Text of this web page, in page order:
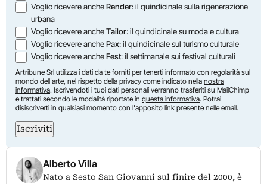
Voglio ricevere ancheRender: il quindicinale sulla rigenerazione
urbana
Voglio ricevere ancheTailor: il quindicinale su moda e cultura
Voglio ricevere anchePax: il quindicinale sul turismo culturale
Voglio ricevere ancheFest: il settimanale sui festival culturali
Artribune Srl utilizza i dati da te forniti per tenerti informato con regolarità sul
mondo dell'arte, nel rispetto della privacy come indicato nella nostra
informativa. Iscrivendoti i tuoi dati personali verranno trasferiti su MailChimp
e trattati secondo le modalità riportate in questa informativa. Potrai
disiscriverti in qualsiasi momento con l'apposito link presente nelle email.
Iscriviti
Alberto Villa
Nato a Sesto San Giovanni sul finire del 2000, è